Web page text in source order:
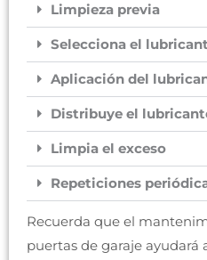
Limpieza previa
Selecciona el
Aplicación del
Distribuye el
Limpia el exceso
Repeticiones
Recuerda que el
puertas de garaje ayudará